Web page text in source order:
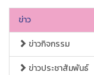
ข่าว
ข่าวกิจกรรม
ข่าวประชาสัมพันธ์